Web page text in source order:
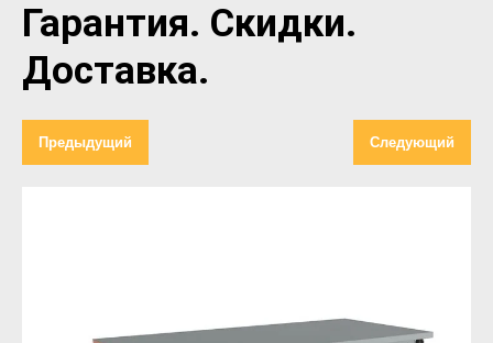
Гарантия. Скидки.
Доставка.
Предыдущий Следующий